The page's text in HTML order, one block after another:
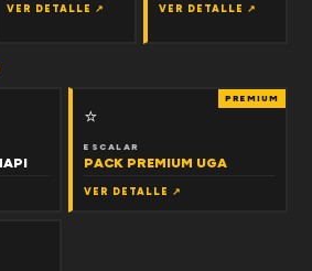
VER DETALLE ↗ VER DETALLE ↗
PREMIUM
⭐
ESCALAR
PACK PREMIUM UGA
VER DETALLE ↗